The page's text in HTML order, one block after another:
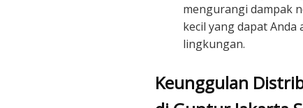
mengurangi dampak
kecil yang dapat
lingkungan.
Keunggulan